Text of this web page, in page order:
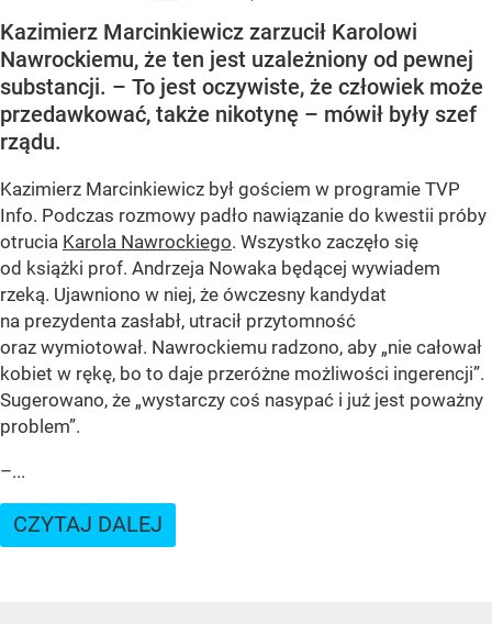
Kazimierz Marcinkiewicz zarzucił Karolowi
Nawrockiemu, że ten jest uzależniony od pewnej
substancji. – To jest oczywiste, że człowiek może
przedawkować, także nikotynę – mówił były szef
rządu.
Kazimierz Marcinkiewicz był gościem w programie TVP
Info. Podczas rozmowy padło nawiązanie do kwestii próby
otrucia Karola Nawrockiego. Wszystko zaczęło się
od książki prof. Andrzeja Nowaka będącej wywiadem
rzeką. Ujawniono w niej, że ówczesny kandydat
na prezydenta zasłabł, utracił przytomność
oraz wymiotował. Nawrockiemu radzono, aby „nie całował
kobiet w rękę, bo to daje przeróżne możliwości ingerencji”.
Sugerowano, że „wystarczy coś nasypać i już jest poważny
problem”.
–...
CZYTAJ DALEJ